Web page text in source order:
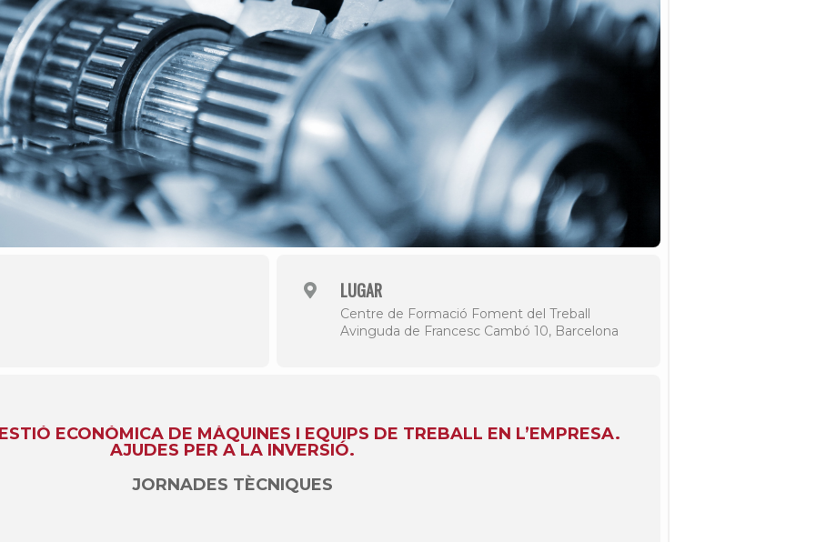
LUGAR
Centre de Formació Foment del Treball
Avinguda de Francesc Cambó 10, Barcelona
ECONÒMICA DE MÀQUINES I EQUIPS DE TREBALL EN L’EMPRESA.
AJUDES PER A LA INVERSIÓ.
JORNADES TÈCNIQUES